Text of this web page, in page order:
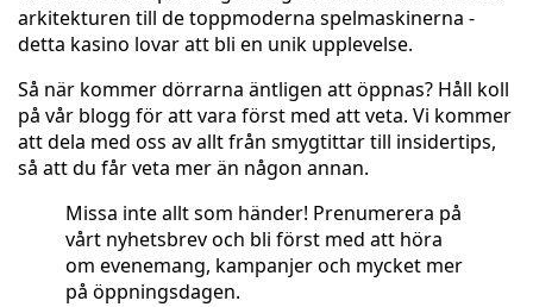
arkitekturen till de toppmoderna spelmaskinerna -
detta kasino lovar att bli en unik upplevelse.
Så när kommer dörrarna äntligen att öppnas? Håll koll
på vår blogg för att vara först med att veta. Vi kommer
att dela med oss av allt från smygtittar till insidertips,
så att du får veta mer än någon annan.
Missa inte allt som händer! Prenumerera på
vårt nyhetsbrev och bli först med att höra
om evenemang, kampanjer och mycket mer
på öppningsdagen.